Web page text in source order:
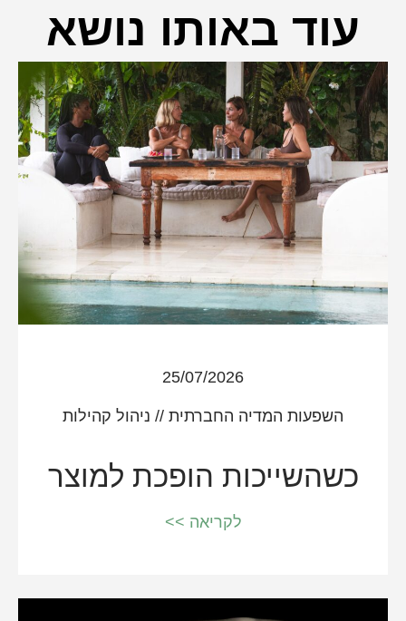
עוד באותו נושא
25/07/2026
השפעות המדיה החברתית// ניהול קהילות
כשהשייכות הופכת למוצר
לקריאה >>